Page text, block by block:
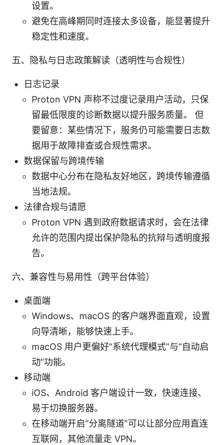
设置。
避免在高峰期同时连接太多设备，能显著提升
稳定性和速度。
五、隐私与日志政策解读（透明性与合规性）
日志记录
Proton VPN 声称不过度记录用户活动，只保
留最低限度的诊断数据以提升服务质量。 但
要留意：某些情况下，服务仍可能需要日志数
据用于故障排查或合规性需求。
数据保留与跨境传输
数据中心分布在隐私友好地区，跨境传输遵循
当地法规。
法律合规与请愿
Proton VPN 遇到政府数据请求时，会在法律
允许的范围内提出保护隐私的抗辩与透明度报
告。
六、兼容性与易用性（跨平台体验）
桌面端
Windows、macOS 的客户端界面直观，设置
向导清晰，能够快速上手。
macOS 用户更偏好“系统代理模式”与“自动启
动”功能。
移动端
iOS、Android 客户端设计一致，快速连接、
易于切换服务器。
在移动端开启“分离隧道”可以让部分应用直连
互联网，其他流量走 VPN。